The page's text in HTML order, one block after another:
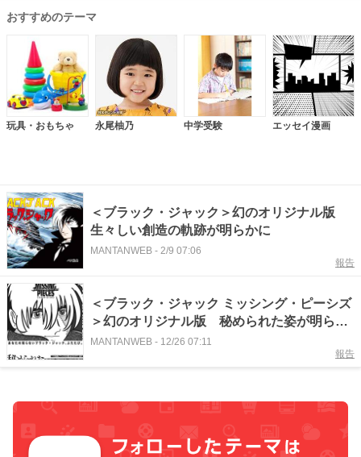
おすすめのテーマ
玩具・おもちゃ 永尾柚乃 中学受験 エッセイ漫画
＜ブラック・ジャック＞幻のオリジナル版
生々しい創造の軌跡が明らかに
MANTANWEB - 2/9 07:06
報告
＜ブラック・ジャック ミッシング・ピーシズ
＞幻のオリジナル版 秘められた姿が明らか
に 「Second Operation」2026年2月発売
MANTANWEB - 12/26 07:11
報告